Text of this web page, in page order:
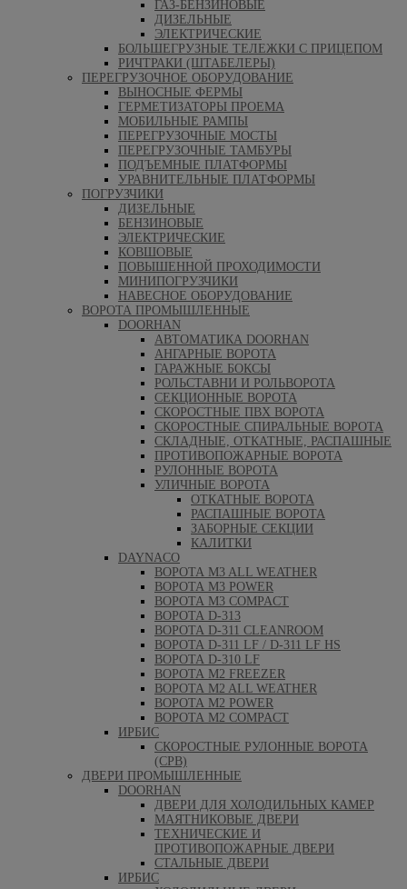
ГАЗ-БЕНЗИНОВЫЕ
ДИЗЕЛЬНЫЕ
ЭЛЕКТРИЧЕСКИЕ
БОЛЬШЕГРУЗНЫЕ ТЕЛЕЖКИ С ПРИЦЕПОМ
РИЧТРАКИ (ШТАБЕЛЕРЫ)
ПЕРЕГРУЗОЧНОЕ ОБОРУДОВАНИЕ
ВЫНОСНЫЕ ФЕРМЫ
ГЕРМЕТИЗАТОРЫ ПРОЕМА
МОБИЛЬНЫЕ РАМПЫ
ПЕРЕГРУЗОЧНЫЕ МОСТЫ
ПЕРЕГРУЗОЧНЫЕ ТАМБУРЫ
ПОДЪЕМНЫЕ ПЛАТФОРМЫ
УРАВНИТЕЛЬНЫЕ ПЛАТФОРМЫ
ПОГРУЗЧИКИ
ДИЗЕЛЬНЫЕ
БЕНЗИНОВЫЕ
ЭЛЕКТРИЧЕСКИЕ
КОВШОВЫЕ
ПОВЫШЕННОЙ ПРОХОДИМОСТИ
МИНИПОГРУЗЧИКИ
НАВЕСНОЕ ОБОРУДОВАНИЕ
ВОРОТА ПРОМЫШЛЕННЫЕ
DOORHAN
АВТОМАТИКА DOORHAN
АНГАРНЫЕ ВОРОТА
ГАРАЖНЫЕ БОКСЫ
РОЛЬСТАВНИ И РОЛЬВОРОТА
СЕКЦИОННЫЕ ВОРОТА
СКОРОСТНЫЕ ПВХ ВОРОТА
СКОРОСТНЫЕ СПИРАЛЬНЫЕ ВОРОТА
СКЛАДНЫЕ, ОТКАТНЫЕ, РАСПАШНЫЕ
ПРОТИВОПОЖАРНЫЕ ВОРОТА
РУЛОННЫЕ ВОРОТА
УЛИЧНЫЕ ВОРОТА
ОТКАТНЫЕ ВОРОТА
РАСПАШНЫЕ ВОРОТА
ЗАБОРНЫЕ СЕКЦИИ
КАЛИТКИ
DAYNACO
ВОРОТА M3 ALL WEATHER
ВОРОТА M3 POWER
ВОРОТА M3 COMPACT
ВОРОТА D-313
ВОРОТА D-311 CLEANROOM
ВОРОТА D-311 LF / D-311 LF HS
ВОРОТА D-310 LF
ВОРОТА M2 FREEZER
ВОРОТА M2 ALL WEATHER
ВОРОТА M2 POWER
ВОРОТА M2 COMPACT
ИРБИС
СКОРОСТНЫЕ РУЛОННЫЕ ВОРОТА
(СРВ)
ДВЕРИ ПРОМЫШЛЕННЫЕ
DOORHAN
ДВЕРИ ДЛЯ ХОЛОДИЛЬНЫХ КАМЕР
МАЯТНИКОВЫЕ ДВЕРИ
ТЕХНИЧЕСКИЕ И
ПРОТИВОПОЖАРНЫЕ ДВЕРИ
СТАЛЬНЫЕ ДВЕРИ
ИРБИС